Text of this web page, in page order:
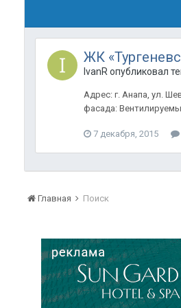
ЖК
IvanR опубликовал
Адрес: г. Анапа, ул.
фасада:
7 декабря, 2015
Главная Поиск